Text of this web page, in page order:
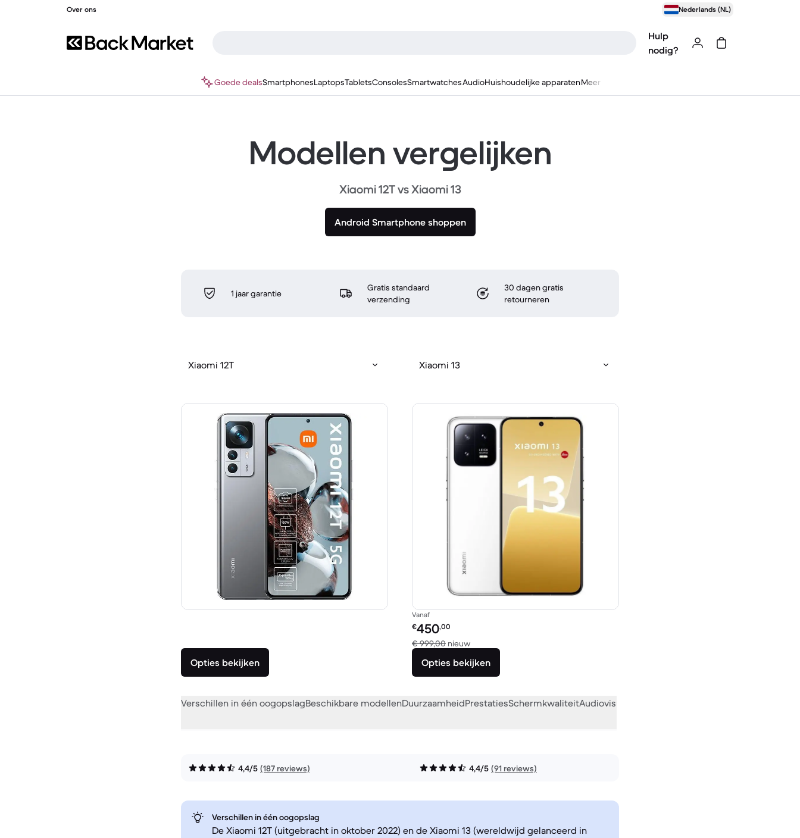
Over ons Nederlands (NL)
Hulp
nodig?
Goede dealsSmartphonesLaptopsTabletsConsolesSmartwatchesAudioHuishoudelijke apparatenMeer
Modellen vergelijken
Xiaomi 12T vs Xiaomi 13
Android Smartphone shoppen
1 jaar garantie
Gratis standaard
verzending
30 dagen gratis
retourneren
Xiaomi 12T Xiaomi 13
Opties bekijken
Vanaf
Refurbished prijs:
€450,00
€ 999,00 nieuwVergeleken met € 999,00 nieuw
Opties bekijken
Verschillen in één oogopslagBeschikbare modellenDuurzaamheidPrestatiesSchermkwaliteitAudiovisueel
4,4/5 (187 reviews) 4,4/5 (91 reviews)
Verschillen in één oogopslag
De Xiaomi 12T (uitgebracht in oktober 2022) en de Xiaomi 13 (wereldwijd gelanceerd in